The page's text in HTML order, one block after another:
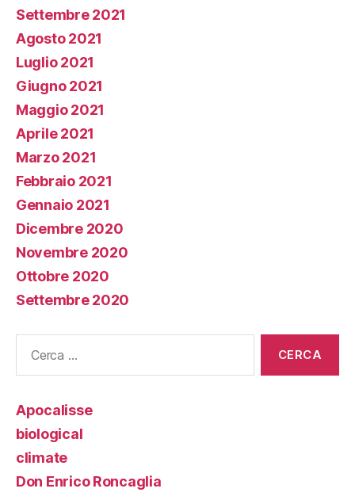
Settembre 2021
Agosto 2021
Luglio 2021
Giugno 2021
Maggio 2021
Aprile 2021
Marzo 2021
Febbraio 2021
Gennaio 2021
Dicembre 2020
Novembre 2020
Ottobre 2020
Settembre 2020
Apocalisse
biological
climate
Don Enrico Roncaglia